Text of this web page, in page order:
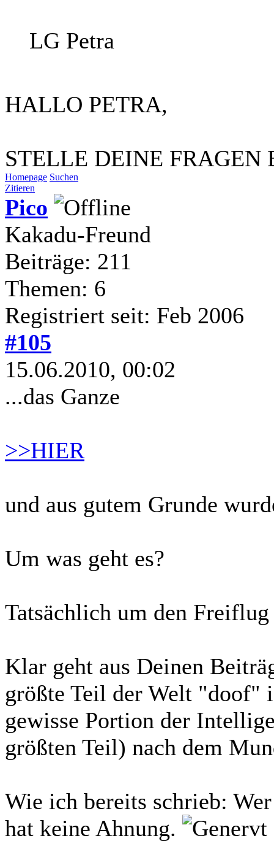
LG Petra
HALLO PETRA,
STELLE DEINE FRAGEN
Homepage Suchen
Zitieren
Pico
Kakadu-Freund
Beiträge: 211
Themen: 6
Registriert seit: Feb 2006
#105
15.06.2010, 00:02
...das Ganze
>>HIER
und aus gutem Grunde
Um was geht es?
Tatsächlich um den
Klar geht aus Deinen
größte Teil der Welt "doof"
gewisse Portion der
größten Teil) nach dem
Wie ich bereits schrieb:
hat keine Ahnung.